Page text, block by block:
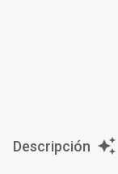
Descripción